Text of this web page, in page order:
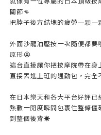
關節👊
把脖子後方結塊的疲勞一顆一
外面沙龍油壓按一次隨便都
原形😭
這台直接讓你把按摩院帶在
直接丟進上班的通勤包，完全
在日本樂天和各大平台好評
熱敷一開度瞬間包裹住整條
到整個後背☀️